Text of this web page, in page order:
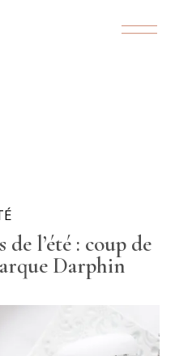
l’été : coup de
Darphin